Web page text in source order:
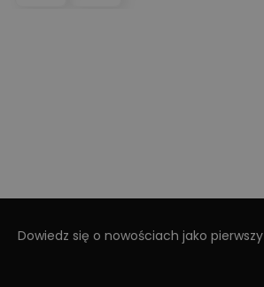
Dowiedz się o nowościach jako pierwszy